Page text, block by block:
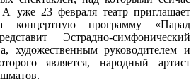
А уже 23 февраля театр приглашает
концертную программу «Парад
Эстрадно-симфонический
художественным руководителем и
является, народный артист